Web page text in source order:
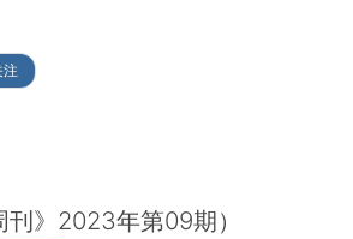
注
》2023年第09期）